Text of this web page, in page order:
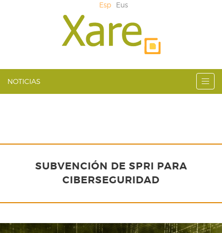
Esp Eus
NOTICIAS
SUBVENCIÓN DE SPRI PARA
CIBERSEGURIDAD